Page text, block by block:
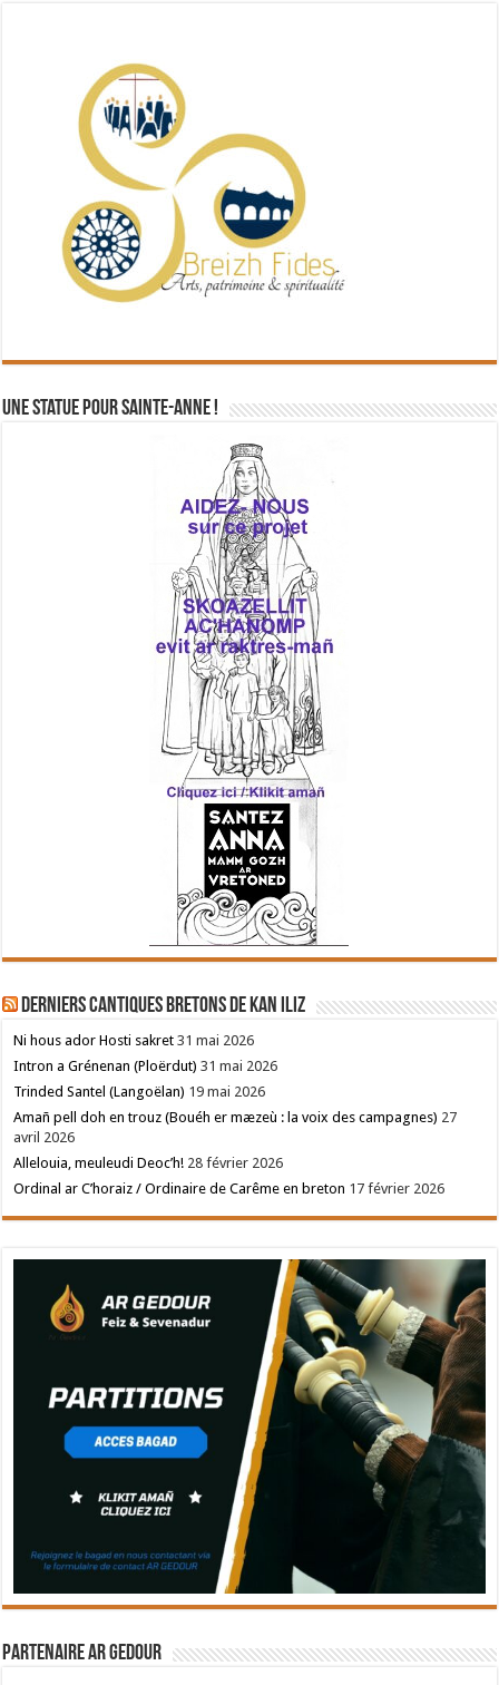
Une statue pour Sainte-Anne !
Derniers cantiques bretons de Kan Iliz
Ni hous ador Hosti sakret 31 mai 2026
Intron a Grénenan (Ploërdut) 31 mai 2026
Trinded Santel (Langoëlan) 19 mai 2026
Amañ pell doh en trouz (Bouéh er mæzeù : la voix des campagnes) 27
avril 2026
Allelouia, meuleudi Deoc’h! 28 février 2026
Ordinal ar C’horaiz / Ordinaire de Carême en breton 17 février 2026
Partenaire Ar Gedour